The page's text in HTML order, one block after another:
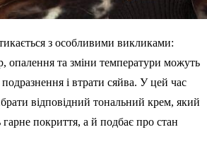
з особливими викликами:
опалення та зміни температури можуть
подразнення і втрати сяйва. У цей час
відповідний тональний крем, який
гарне покриття, а й подбає про стан